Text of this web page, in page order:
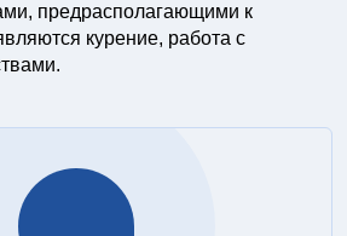
предрасполагающими к
курение, работа с